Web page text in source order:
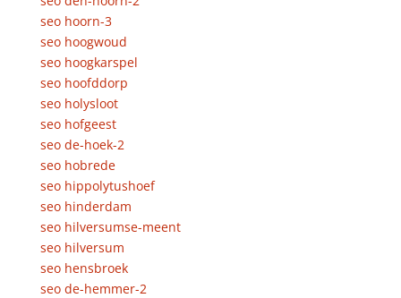
seo hoorn-3
seo hoogwoud
seo hoogkarspel
seo hoofddorp
seo holysloot
seo hofgeest
seo de-hoek-2
seo hobrede
seo hippolytushoef
seo hinderdam
seo hilversumse-meent
seo hilversum
seo hensbroek
seo de-hemmer-2